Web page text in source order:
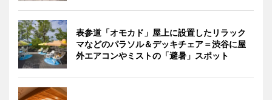
表参道「オモカド」屋上に設置したリラック
マなどのパラソル＆デッキチェア＝渋谷に屋
外エアコンやミストの「避暑」スポット